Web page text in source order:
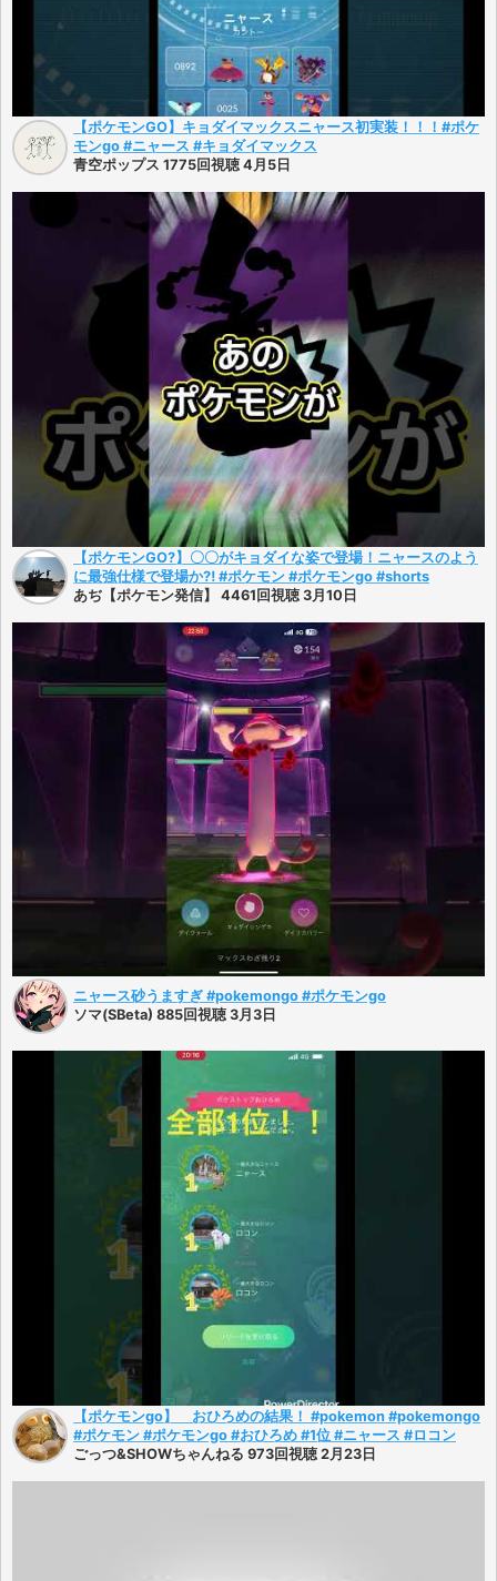
【ポケモンGO】キョダイマックスニャース初実装！！！#ポケ
モンgo #ニャース #キョダイマックス
青空ポップス 1775回視聴 4月5日
【ポケモンGO?】〇〇がキョダイな姿で登場！ニャースのよう
に最強仕様で登場か⁈ #ポケモン #ポケモンgo #shorts
あぢ【ポケモン発信】 4461回視聴 3月10日
ニャース砂うますぎ #pokemongo #ポケモンgo
ソマ(SBeta) 885回視聴 3月3日
【ポケモンgo】 おひろめの結果！ #pokemon #pokemongo
#ポケモン #ポケモンgo #おひろめ #1位 #ニャース #ロコン
ごっつ&SHOWちゃんねる 973回視聴 2月23日